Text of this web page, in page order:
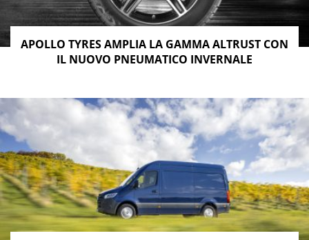
APOLLO TYRES AMPLIA LA GAMMA ALTRUST CON
IL NUOVO PNEUMATICO INVERNALE